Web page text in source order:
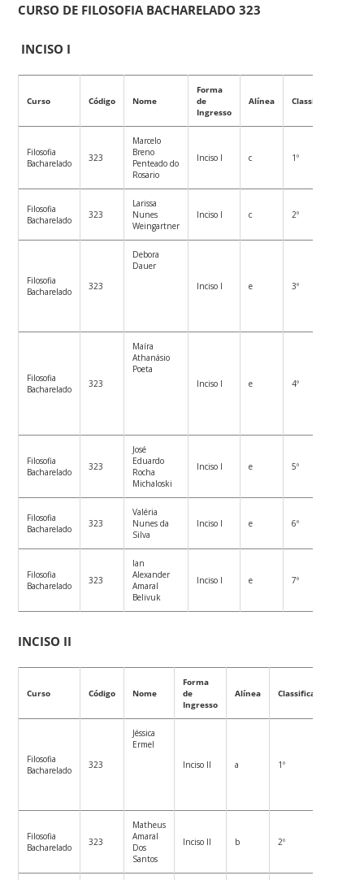
CURSO DE FILOSOFIA BACHARELADO 323
INCISO I
Curso Código Nome
Forma
de
Ingresso
Alínea Classificação
Filosofia
Bacharelado
323
Marcelo
Breno
Penteado do
Rosario
Inciso I c 1º
Filosofia
Bacharelado
323
Larissa
Nunes
Weingartner
Inciso I c 2º
Filosofia
Bacharelado
323
Debora
Dauer
Inciso I
e 3º
Filosofia
Bacharelado
323
Maíra
Athanásio
Poeta
Inciso I
e 4º
Filosofia
Bacharelado
323
José
Eduardo
Rocha
Michaloski
Inciso I e 5º
Filosofia
Bacharelado
323
Valéria
Nunes da
Silva
Inciso I e 6º
Filosofia
Bacharelado
323
Ian
Alexander
Amaral
Belivuk
Inciso I e 7º
INCISO II
Curso Código Nome
Forma
de
Ingresso
Alínea Classificação
Filosofia
Bacharelado
323
Jéssica
Ermel
Inciso II
a 1º
Filosofia
Bacharelado
323
Matheus
Amaral
Dos
Santos
Inciso II b 2º